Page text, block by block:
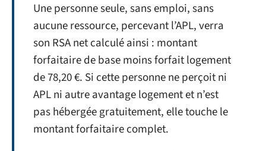
Une personne seule, sans emploi, sans
aucune ressource, percevant l’APL, verra
son RSA net calculé ainsi : montant
forfaitaire de base moins forfait logement
de 78,20 €. Si cette personne ne perçoit ni
APL ni autre avantage logement et n’est
pas hébergée gratuitement, elle touche le
montant forfaitaire complet.